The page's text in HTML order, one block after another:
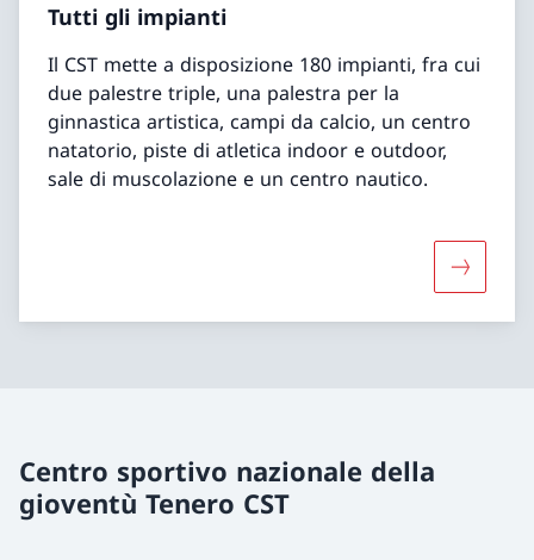
Tutti gli impianti
Il CST mette a disposizione 180 impianti, fra cui
due palestre triple, una palestra per la
ginnastica artistica, campi da calcio, un centro
natatorio, piste di atletica indoor e outdoor,
sale di muscolazione e un centro nautico.
Centro sportivo nazionale della
gioventù Tenero CST